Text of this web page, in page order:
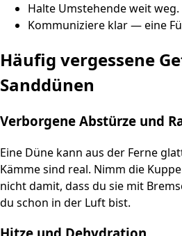
Halte Umstehende weit weg.
Kommuniziere klar — eine
Häufig vergessene
Sanddünen
Verborgene Abstürze und
Eine Düne kann aus der Ferne
Kämme sind real. Nimm die
nicht damit, dass du sie mit
du schon in der Luft bist.